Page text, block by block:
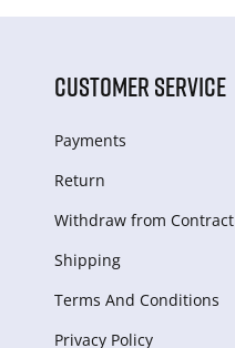
CUSTOMER SERVICE
Payments
Return
Withdraw from Сontract
Shipping
Terms And Conditions
Privacy Policy